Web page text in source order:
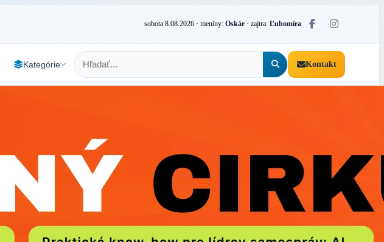
sobota 8.08.2026 · meniny: Oskár · zajtra: Ľubomíra
Kategórie Kontakt